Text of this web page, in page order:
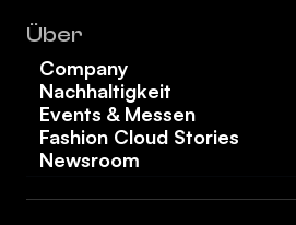
Über
Company
Nachhaltigkeit
Events & Messen
Fashion Cloud Stories
Newsroom